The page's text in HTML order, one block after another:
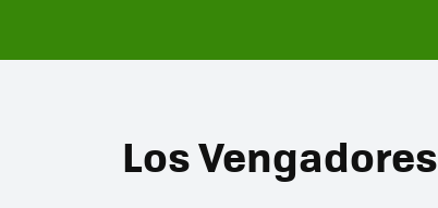
Los Vengadores